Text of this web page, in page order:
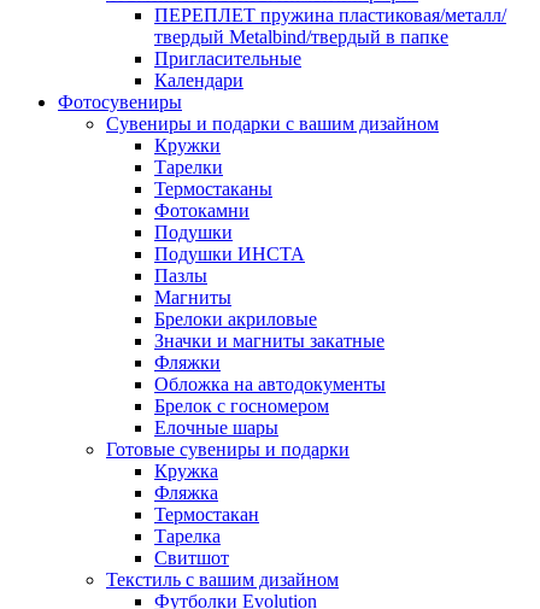
ПЕРЕПЛЕТ пружина пластиковая/металл/
твердый Metalbind/твердый в папке
Пригласительные
Календари
Фотосувениры
Сувениры и подарки с вашим дизайном
Кружки
Тарелки
Термостаканы
Фотокамни
Подушки
Подушки ИНСТА
Пазлы
Магниты
Брелоки акриловые
Значки и магниты закатные
Фляжки
Обложка на автодокументы
Брелок с госномером
Елочные шары
Готовые сувениры и подарки
Кружка
Фляжка
Термостакан
Тарелка
Свитшот
Текстиль с вашим дизайном
Футболки Evolution